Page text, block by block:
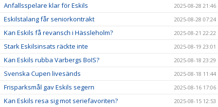
Anfallsspelare klar för Eskils 2025-08-28 21:46
Eskilstalang får seniorkontrakt 2025-08-28 07:24
Kan Eskils få revansch i Hässleholm? 2025-08-21 22:22
Stark Eskilsinsats räckte inte 2025-08-19 23:01
Kan Eskils rubba Varbergs BoIS? 2025-08-18 23:29
Svenska Cupen livesänds 2025-08-18 11:44
Frisparksmål gav Eskils segern 2025-08-16 17:06
Kan Eskils resa sig mot seriefavoriten? 2025-08-15 12:53